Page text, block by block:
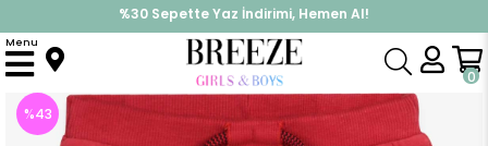
%30 Sepette Yaz İndirimi, Hemen Al!
İndirimlere ek %10 İndirimi Kap, Hemen Üye Ol!
0
Menu
Anasayfa Alt Giyim Eşofman Altı Erkek Bebek Eşofman Altı Kiremit (1.5 Yaş)
%43